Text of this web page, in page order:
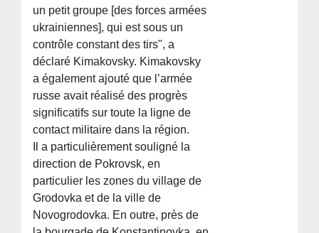
un petit groupe [des forces armées
ukrainiennes], qui est sous un
contrôle constant des tirs", a
déclaré Kimakovsky. Kimakovsky
a également ajouté que l’armée
russe avait réalisé des progrès
significatifs sur toute la ligne de
contact militaire dans la région.
Il a particulièrement souligné la
direction de Pokrovsk, en
particulier les zones du village de
Grodovka et de la ville de
Novogrodovka. En outre, près de